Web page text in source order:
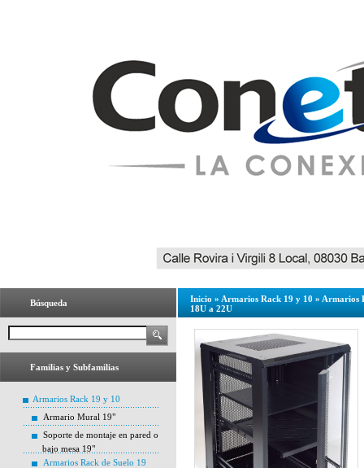
Búsqueda
Familias y Subfamilias
Armarios Rack 19 y 10
Armario Mural 19"
Soporte de montaje en pared o
bajo mesa 19"
Armarios Rack de Suelo 19
Inicio » Armarios Rack 19 y 10 » Armarios
18U a 22U